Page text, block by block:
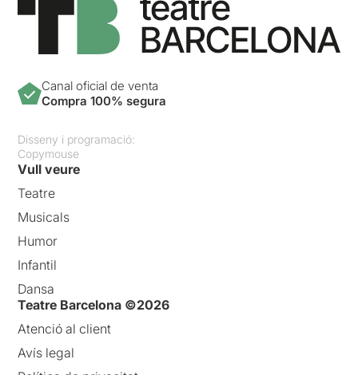
Canal oficial de venta
Compra 100% segura
Disseny i programació:
Copymouse
Vull veure
Teatre
Musicals
Humor
Infantil
Dansa
Teatre Barcelona ©2026
Atenció al client
Avís legal